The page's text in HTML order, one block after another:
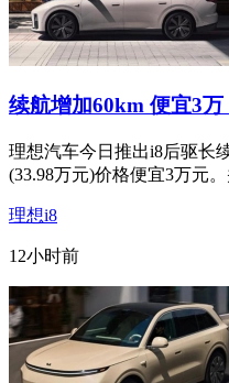
续航增加60km 便宜3
理想汽车今日推出i8后驱长
(33.98万元)价格便宜3万元
理想i8
12小时前